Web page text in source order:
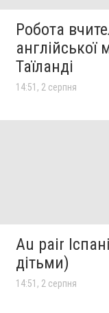
Робота
англійської
Таїланді
14:51, 2 серпня
Au pair
дітьми)
14:51, 2 серпня